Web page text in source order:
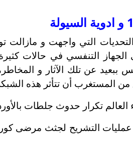
التي واجهت و مازالت
الجهاز التنفسي في حالات
ببعيد عن تلك الآثار و
المستغرب أن تتأثر هذه
تكرار حدوث جلطات